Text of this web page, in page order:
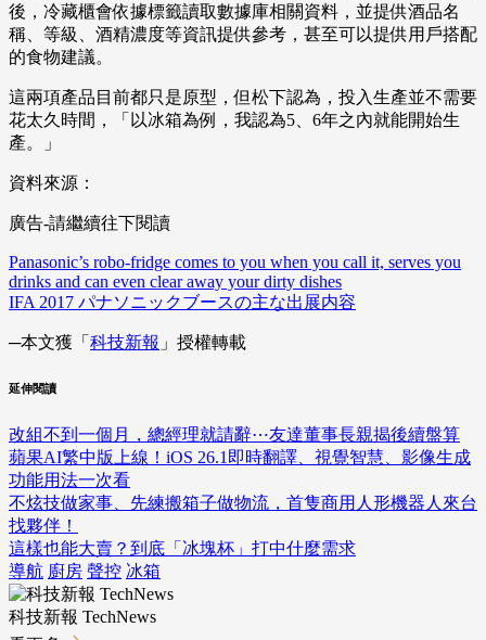
後，冷藏櫃會依據標籤讀取數據庫相關資料，並提供酒品名
稱、等級、酒精濃度等資訊提供參考，甚至可以提供用戶搭配
的食物建議。
這兩項產品目前都只是原型，但松下認為，投入生產並不需要
花太久時間，「以冰箱為例，我認為5、6年之內就能開始生
產。」
資料來源：
廣告-請繼續往下閱讀
Panasonic’s robo-fridge comes to you when you call it, serves you
drinks and can even clear away your dirty dishes
IFA 2017 パナソニックブースの主な出展内容
─本文獲「 科技新報 」授權轉載
延伸閱讀
改組不到一個月，總經理就請辭⋯友達董事長親揭後續盤算
蘋果AI繁中版上線！iOS 26.1即時翻譯、視覺智慧、影像生成
功能用法一次看
不炫技做家事、先練搬箱子做物流，首隻商用人形機器人來台
找夥伴！
這樣也能大賣？到底「冰塊杯」打中什麼需求
導航 廚房 聲控 冰箱
科技新報 TechNews